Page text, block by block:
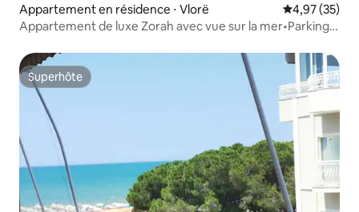
Appartement en résidence ⋅ Vlorë Évaluation
4,97 (35)
Appartement de luxe Zorah avec vue sur la mer•Parking
Superhôte
Superhôte